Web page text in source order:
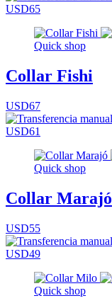
USD65
Quick shop
Collar Fishi
USD67
USD61
Quick shop
Collar Marajó
USD55
USD49
Quick shop